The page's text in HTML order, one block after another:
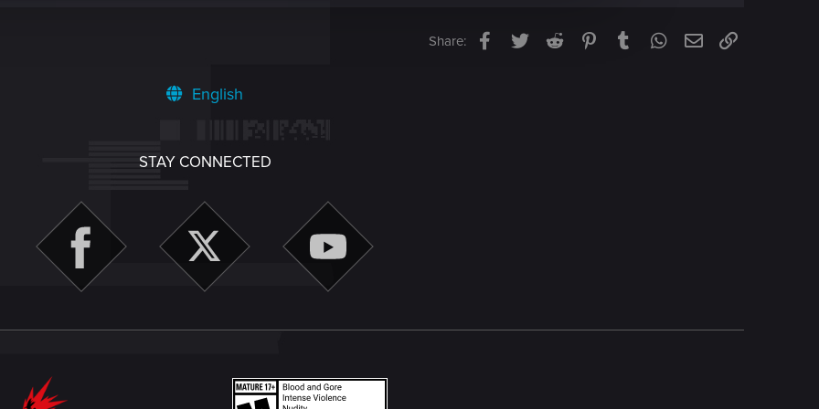
Share: Facebook
TwitterReddit PinterestTumblrWhatsApp
EmailLink
English
STAY CONNECTED